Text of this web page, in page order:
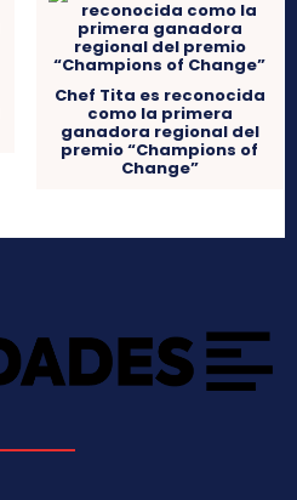
Chef Tita es reconocida
como la primera
ganadora regional del
premio “Champions of
Change”